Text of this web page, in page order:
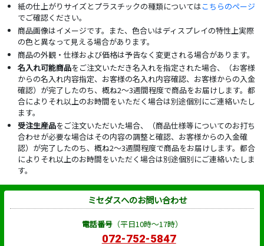
紙の仕上がりサイズとプラスチックの種類についてはこちらのページ
でご確認ください。
商品画像はイメージです。また、色合いはディスプレイの特性上実際
の色と異なって見える場合があります。
商品の外観・仕様および価格は予告なく変更される場合があります。
名入れ可能商品をご注文いただき名入れを指定された場合、（お客様
からの名入れ内容指定、お客様の名入れ内容確認、お客様からの入金
確認）が完了したのち、概ね2～3週間程度で商品をお届けします。都
合によりそれ以上のお時間をいただく場合は別途個別にご連絡いたし
ます。
受注生産品をご注文いただいた場合、（商品仕様等についてのお打ち
合わせが必要な場合はその内容の調整と確認、お客様からの入金確
認）が完了したのち、概ね2～3週間程度で商品をお届けします。都合
によりそれ以上のお時間をいただく場合は別途個別にご連絡いたしま
す。
ミセダスへのお問い合わせ
電話番号（平日10時～17時）
072-752-5847